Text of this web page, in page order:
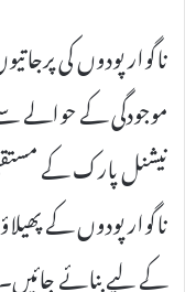
ناگوار پودوں کی
موجودگی کے حوالے
نیشنل پارک کے
ناگوار پودوں کے
کے لیے بنائے